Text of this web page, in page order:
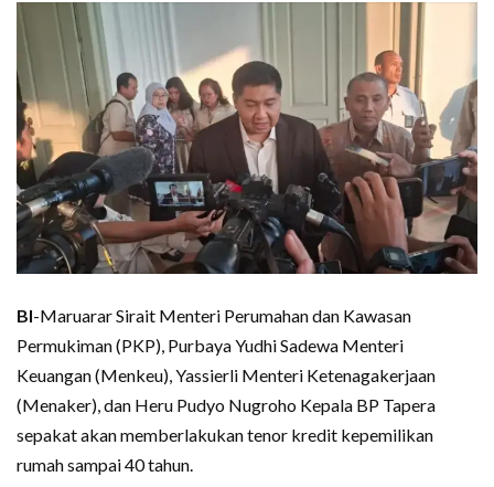
BI-Maruarar Sirait Menteri Perumahan dan Kawasan
Permukiman (PKP), Purbaya Yudhi Sadewa Menteri
Keuangan (Menkeu), Yassierli Menteri Ketenagakerjaan
(Menaker), dan Heru Pudyo Nugroho Kepala BP Tapera
sepakat akan memberlakukan tenor kredit kepemilikan
rumah sampai 40 tahun.